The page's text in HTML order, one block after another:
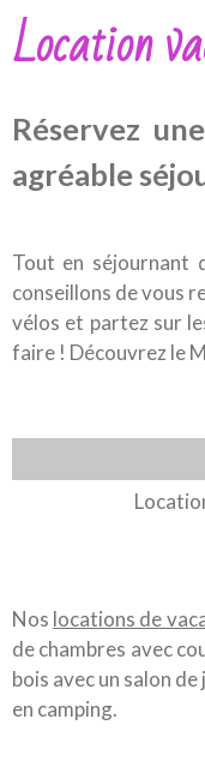
Location
Réservez
agréable
Tout en séjournant
conseillons de vous
vélos et partez sur
faire ! Découvrez le
Nos locations de
de chambres avec
bois avec un salon
en camping.